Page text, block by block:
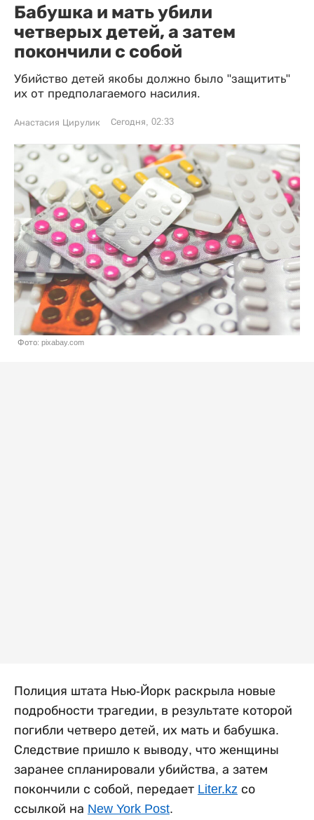
Бабушка и мать убили
четверых детей, а затем
покончили с собой
Убийство детей якобы должно было "защитить"
их от предполагаемого насилия.
Анастасия Цирулик Сегодня, 02:33
Фото: pixabay.com
Полиция штата Нью-Йорк раскрыла новые
подробности трагедии, в результате которой
погибли четверо детей, их мать и бабушка.
Следствие пришло к выводу, что женщины
заранее спланировали убийства, а затем
покончили с собой, передает Liter.kz со
ссылкой на New York Post.